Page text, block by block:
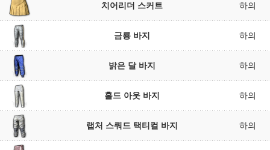
치어리더 스커트 하의
금룡 바지 하의
밝은 달 바지 하의
홀드 아웃 바지 하의
랩처 스쿼드 택티컬 바지 하의